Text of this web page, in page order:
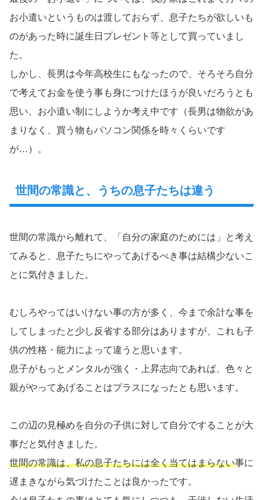
お小遣いというものは渡しておらず、息子たちが欲しいも
のがあった時に誕生日プレゼント等として買っていまし
た。
しかし、長男は今年高校生にもなったので、そろそろ自分
で考えてお金を使う事も身につけたほうが良いだろうとも
思い、お小遣い制にしようか考え中です（長男は物欲があ
まりなく、買う物もパソコン関係を時々くらいです
が…）。
世間の常識と、うちの息子たちは違う
世間の常識から離れて、「自分の家庭のためには」と考え
てみると、息子たちにやってあげるべき事は結構少ないこ
とに気付きました。
むしろやってはいけない事の方が多く、今まで余計な事を
してしまったと少し反省する部分はありますが、これも子
供の性格・能力によって違うと思います。
息子がもっとメンタルが強く・上昇志向であれば、色々と
親がやってあげることはプラスになったとも思います。
この辺の見極めを自分の子供に対して自分ですることが大
事だと気付きました。
世間の常識は、私の息子たちには全く当てはまらない事に
遅まきながら気づけたことは良かったです。